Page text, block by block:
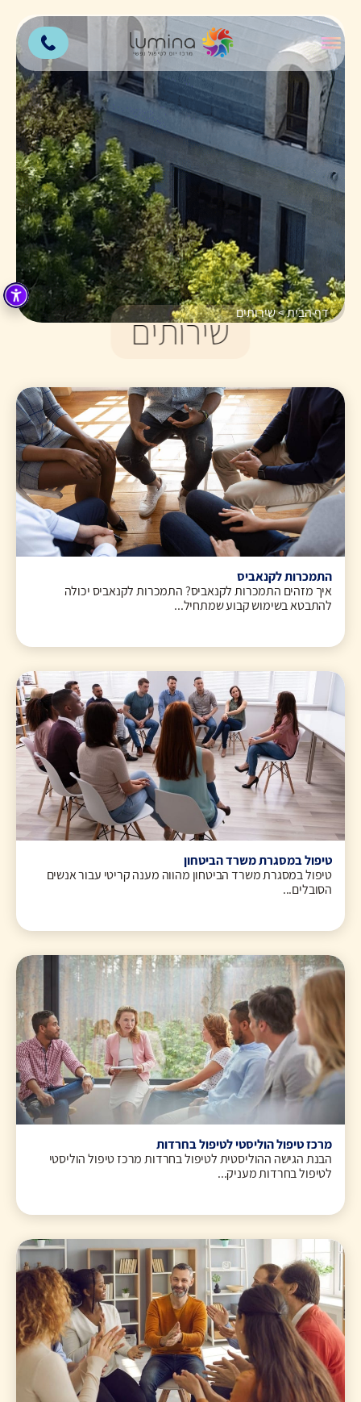
שירותים דף הבית>שירותים
התמכרות לקנאביס
איך מזהים התמכרות לקנאביס? התמכרות לקנאביס יכולה
להתבטא בשימוש קבוע שמתחיל...
טיפול במסגרת משרד הביטחון
טיפול במסגרת משרד הביטחון מהווה מענה קריטי עבור אנשים
הסובלים...
מרכז טיפול הוליסטי לטיפול בחרדות
הבנת הגישה ההוליסטית לטיפול בחרדות מרכז טיפול הוליסטי
לטיפול בחרדות מעניק...